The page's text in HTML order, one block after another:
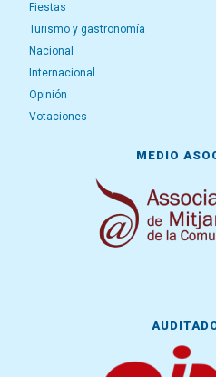
Fiestas
Turismo y gastronomía
Nacional
Internacional
Opinión
Votaciones
MEDIO